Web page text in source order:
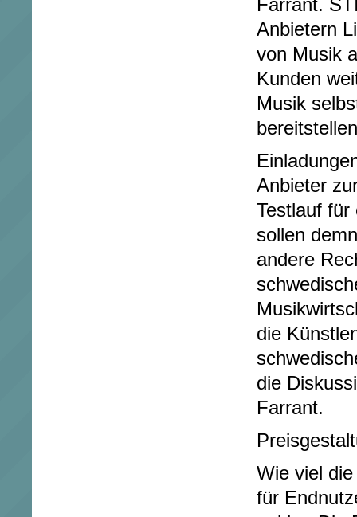
Farrant.
Anbietern
von Musik
Kunden
Musik
Anbieter
Testlauf für
sollen
andere
die
die
Farrant.
Wie viel
für